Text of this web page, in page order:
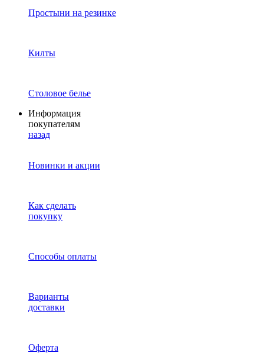
Простыни на резинке
Килты
Столовое белье
Информация
покупателям
назад
Новинки и акции
Как сделать
покупку
Способы оплаты
Варианты
доставки
Оферта